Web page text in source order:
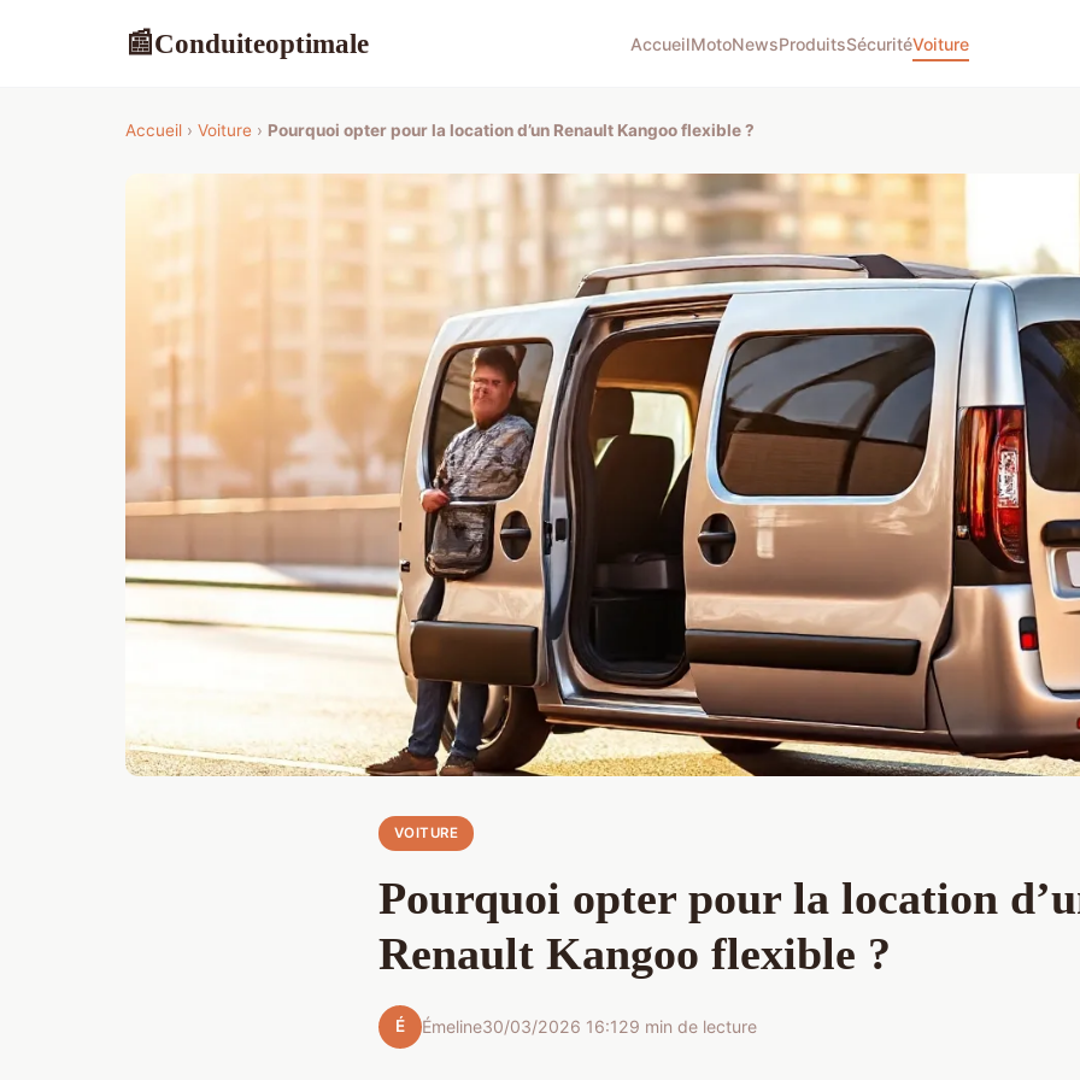
📰Conduiteoptimale AccueilMotoNewsProduitsSécuritéVoiture
Accueil › Voiture › Pourquoi opter pour la location d’un Renault Kangoo flexible ?
VOITURE
Pourquoi opter pour la location
Renault Kangoo flexible ?
É Émeline30/03/2026 16:129 min de lecture